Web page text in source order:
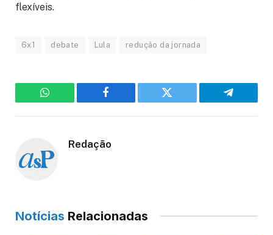
flexíveis.
6x1 debate Lula redução da jornada
WhatsApp Facebook Twitter Telegram
Redação
Notícias Relacionadas